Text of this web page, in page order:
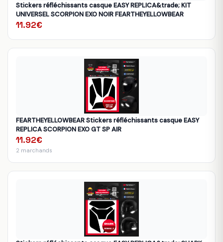
Stickers réfléchissants casque EASY REPLICA&trade; KIT
UNIVERSEL SCORPION EXO NOIR FEARTHEYELLOWBEAR
11.92€
FEARTHEYELLOWBEAR Stickers réfléchissants casque EASY
REPLICA SCORPION EXO GT SP AIR
11.92€
2 marchands